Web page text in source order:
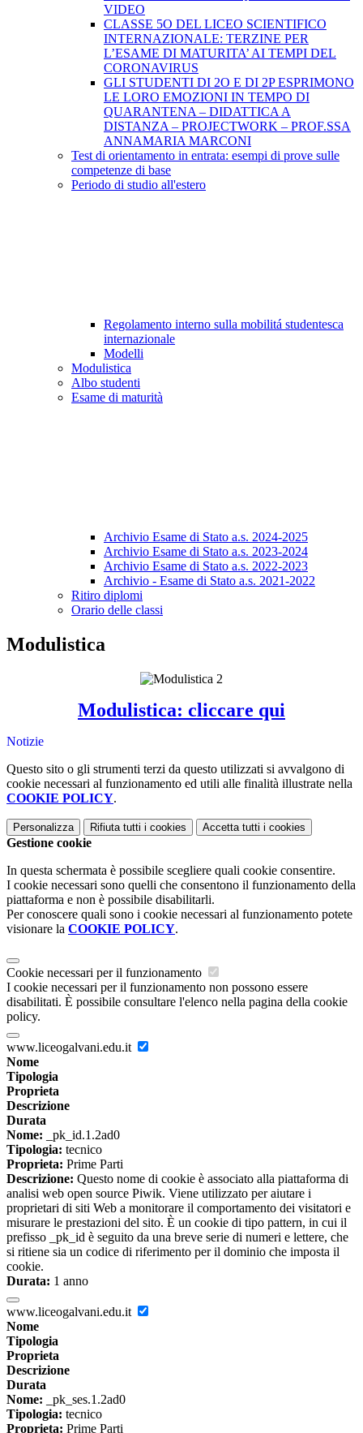
VIDEO
CLASSE 5O DEL LICEO SCIENTIFICO
INTERNAZIONALE: TERZINE PER
L’ESAME DI MATURITA’ AI TEMPI DEL
CORONAVIRUS
GLI STUDENTI DI 2O E DI 2P ESPRIMONO
LE LORO EMOZIONI IN TEMPO DI
QUARANTENA – DIDATTICA A
DISTANZA – PROJECTWORK – PROF.SSA
ANNAMARIA MARCONI
Test di orientamento in entrata: esempi di prove sulle
competenze di base
Periodo di studio all'estero
Regolamento interno sulla mobilitá studentesca
internazionale
Modelli
Modulistica
Albo studenti
Esame di maturità
Archivio Esame di Stato a.s. 2024-2025
Archivio Esame di Stato a.s. 2023-2024
Archivio Esame di Stato a.s. 2022-2023
Archivio - Esame di Stato a.s. 2021-2022
Ritiro diplomi
Orario delle classi
Modulistica
Modulistica: cliccare qui
Notizie
Questo sito o gli strumenti terzi da questo utilizzati si avvalgono di
cookie necessari al funzionamento ed utili alle finalità illustrate nella
COOKIE POLICY.
Personalizza Rifiuta tutti i cookies Accetta tutti i cookies
Gestione cookie
In questa schermata è possibile scegliere quali cookie consentire.
I cookie necessari sono quelli che consentono il funzionamento della
piattaforma e non è possibile disabilitarli.
Per conoscere quali sono i cookie necessari al funzionamento potete
visionare la COOKIE POLICY.
Cookie necessari per il funzionamento
I cookie necessari per il funzionamento non possono essere
disabilitati. È possibile consultare l'elenco nella pagina della cookie
policy.
www.liceogalvani.edu.it
Nome
Tipologia
Proprieta
Descrizione
Durata
Nome: _pk_id.1.2ad0
Tipologia: tecnico
Proprieta: Prime Parti
Descrizione: Questo nome di cookie è associato alla piattaforma di
analisi web open source Piwik. Viene utilizzato per aiutare i
proprietari di siti Web a monitorare il comportamento dei visitatori e
misurare le prestazioni del sito. È un cookie di tipo pattern, in cui il
prefisso _pk_id è seguito da una breve serie di numeri e lettere, che
si ritiene sia un codice di riferimento per il dominio che imposta il
cookie.
Durata: 1 anno
www.liceogalvani.edu.it
Nome
Tipologia
Proprieta
Descrizione
Durata
Nome: _pk_ses.1.2ad0
Tipologia: tecnico
Proprieta: Prime Parti